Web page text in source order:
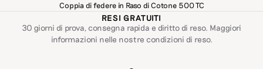
Coppia di federe in Raso di Cotone 500 TC
RESI GRATUITI
30 giorni di prova, consegna rapida e diritto di reso. Maggiori
informazioni nelle nostre condizioni di reso.